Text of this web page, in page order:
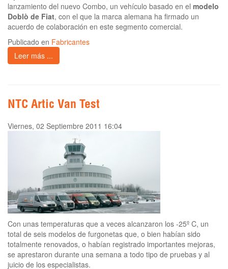
lanzamiento del nuevo Combo, un vehículo basado en el modelo
Doblò de Fiat, con el que la marca alemana ha firmado un
acuerdo de colaboración en este segmento comercial.
Publicado en Fabricantes
Leer más ...
NTC Artic Van Test
Viernes, 02 Septiembre 2011 16:04
Con unas temperaturas que a veces alcanzaron los -25º C, un
total de seis modelos de furgonetas que, o bien habían sido
totalmente renovados, o habían registrado importantes mejoras,
se aprestaron durante una semana a todo tipo de pruebas y al
juicio de los especialistas.